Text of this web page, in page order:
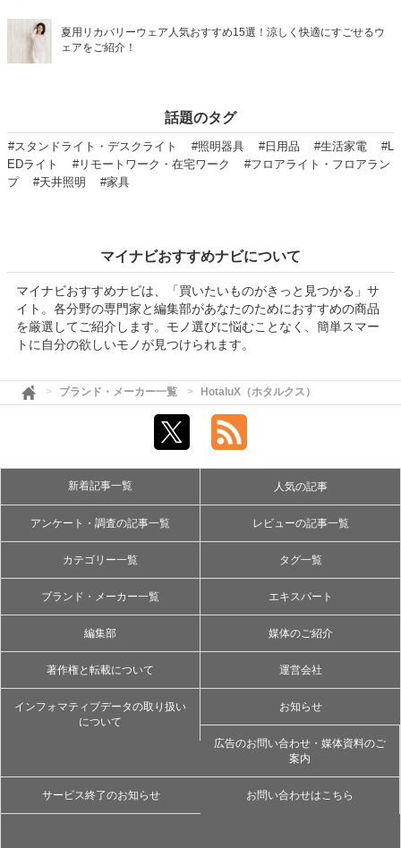
夏用リカバリーウェア人気おすすめ15選！涼しく快適にすごせるウ
ェアをご紹介！
話題のタグ
#スタンドライト・デスクライト #照明器具 #日用品 #生活家電
#L
EDライト
#リモートワーク・在宅ワーク
#フロアライト・フロアラン
プ
#天井照明 #家具
マイナビおすすめナビについて
マイナビおすすめナビは、「買いたいものがきっと見つかる」サ
イト。各分野の専門家と編集部があなたのためにおすすめの商品
を厳選してご紹介します。モノ選びに悩むことなく、簡単スマー
トに自分の欲しいモノが見つけられます。
ブランド・メーカー一覧 HotaluX（ホタルクス）
新着記事一覧 人気の記事
アンケート・調査の記事一覧 レビューの記事一覧
カテゴリー一覧 タグ一覧
ブランド・メーカー一覧 エキスパート
編集部 媒体のご紹介
著作権と転載について 運営会社
インフォマティブデータの取り扱い
について
お知らせ
広告のお問い合わせ・媒体資料のご
案内
サービス終了のお知らせ お問い合わせはこちら